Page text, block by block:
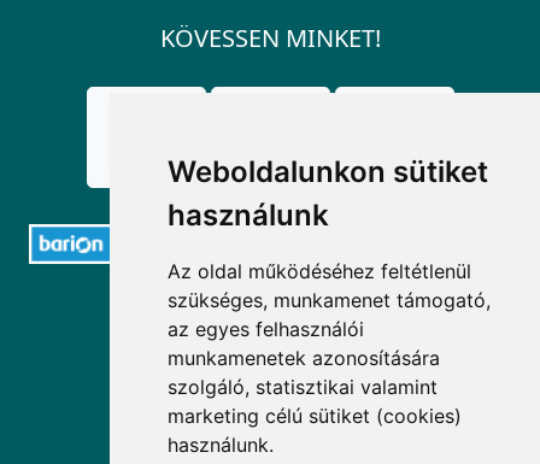
Weboldalunkon sütiket
használunk
Az oldal működéséhez feltétlenül
szükséges, munkamenet támogató,
az egyes felhasználói
munkamenetek azonosítására
szolgáló, statisztikai valamint
marketing célú sütiket (cookies)
használunk.
KÖVESSEN MINKET!
ELÉRHETŐSÉGEK
+36 1 880 7600
info@mprx.hu